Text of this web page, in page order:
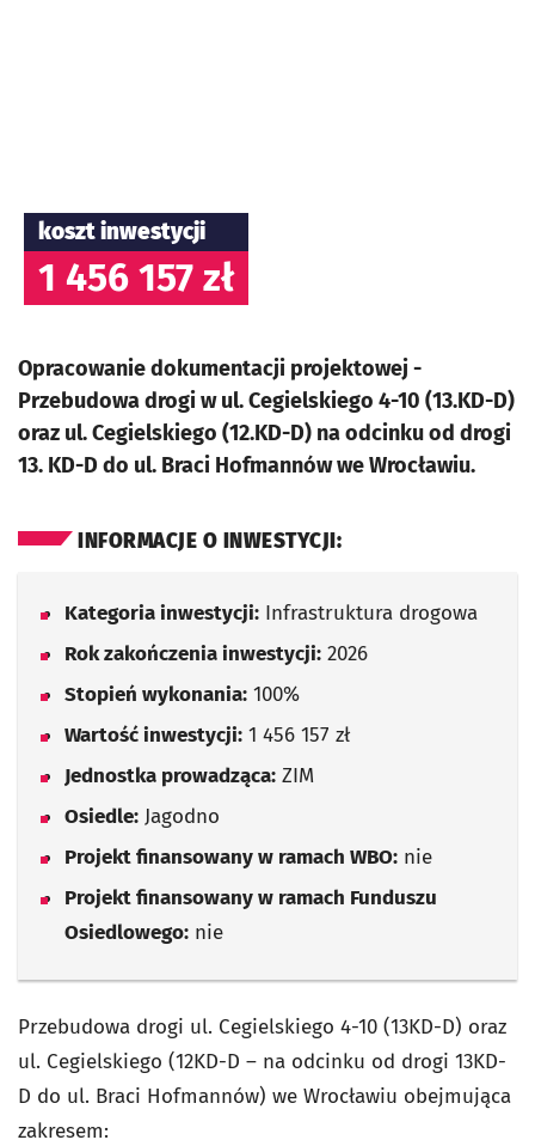
koszt inwestycji
1 456 157 zł
Opracowanie dokumentacji projektowej -
Przebudowa drogi w ul. Cegielskiego 4-10 (13.KD-D)
oraz ul. Cegielskiego (12.KD-D) na odcinku od drogi
13. KD-D do ul. Braci Hofmannów we Wrocławiu.
INFORMACJE O INWESTYCJI:
Kategoria inwestycji: Infrastruktura drogowa
Rok zakończenia inwestycji: 2026
Stopień wykonania: 100%
Wartość inwestycji: 1 456 157 zł
Jednostka prowadząca: ZIM
Osiedle: Jagodno
Projekt finansowany w ramach WBO: nie
Projekt finansowany w ramach Funduszu
Osiedlowego: nie
Przebudowa drogi ul. Cegielskiego 4-10 (13KD-D) oraz
ul. Cegielskiego (12KD-D – na odcinku od drogi 13KD-
D do ul. Braci Hofmannów) we Wrocławiu obejmująca
zakresem: